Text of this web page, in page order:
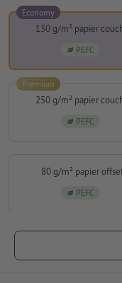
130 g/m² papier
PEFC
Economy
250 g/m² papier
PEFC
Premium
80 g/m² papier
PEFC